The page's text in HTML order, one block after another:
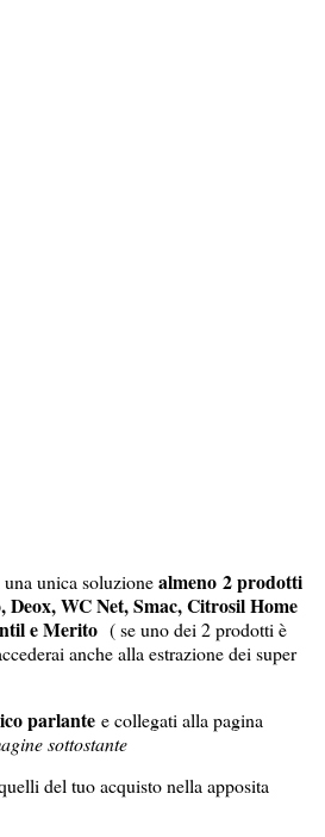
unica soluzionealmeno 2 prodotti
WC Net, Smac, Citrosil Home
e Merito ( se uno dei 2 prodotti è
anche alla estrazione dei super
parlante e collegati alla pagina
sottostante
del tuo acquisto nella apposita